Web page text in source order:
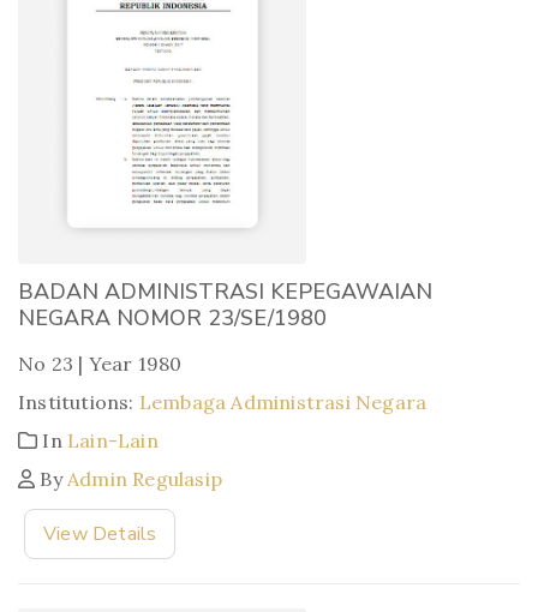
BADAN ADMINISTRASI KEPEGAWAIAN
NEGARA NOMOR 23/SE/1980
No 23 | Year 1980
Institutions: Lembaga Administrasi Negara
In Lain-Lain
By Admin Regulasip
View Details